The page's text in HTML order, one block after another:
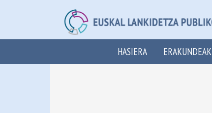
HASIERA ERAKUNDEAK